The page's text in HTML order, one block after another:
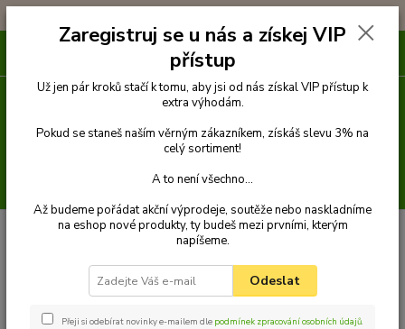
Pelechy
LUXDIAMOND obdélníkový pelech pro psa, červený - 90
LUXDIAMOND obdélníkový
pelech pro psa, červený - 90 cm x
Zaregistruj se u nás a získej VIP
přístup
Už jen pár kroků stačí k tomu, aby jsi od nás získal VIP přístup k
extra výhodám.
Pokud se staneš naším věrným zákazníkem, získáš slevu 3% na
celý sortiment!
A to není všechno...
Až budeme pořádat akční výprodeje, soutěže nebo naskladníme
na eshop nové produkty, ty budeš mezi prvními, kterým
napíšeme.
Odeslat
Přeji si odebírat novinky e-mailem dle podmínek zpracování osobních údajů.